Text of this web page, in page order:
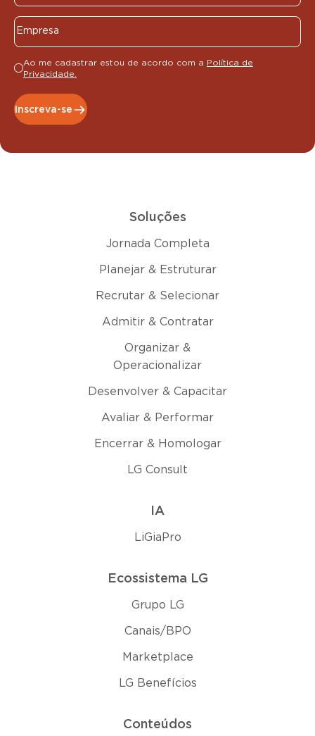
Ao me cadastrar estou de acordo com a Política de
Privacidade.
Inscreva-se
Soluções
Jornada Completa
Planejar & Estruturar
Recrutar & Selecionar
Admitir & Contratar
Organizar &
Operacionalizar
Desenvolver & Capacitar
Avaliar & Performar
Encerrar & Homologar
LG Consult
IA
LiGiaPro
Ecossistema LG
Grupo LG
Canais/BPO
Marketplace
LG Benefícios
Conteúdos